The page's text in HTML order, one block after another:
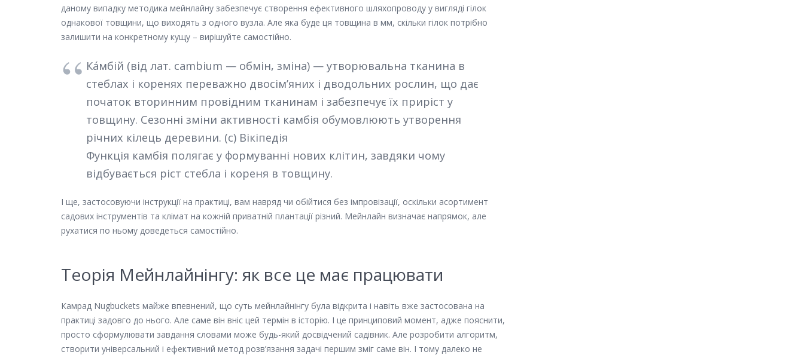
даному випадку методика мейнлайну забезпечує створення ефективного шляхопроводу у вигляді гілок
однакової товщини, що виходять з одного вузла. Але яка буде ця товщина в мм, скільки гілок потрібно
залишити на конкретному кущу – вирішуйте самостійно.
Ка́мбій (від лат. cambium — обмін, зміна) — утворювальна тканина в
стеблах і коренях переважно двосім’яних і дводольних рослин, що дає
початок вторинним провідним тканинам і забезпечує їх приріст у
товщину. Сезонні зміни активності камбія обумовлюють утворення
річних кілець деревини. (c) Вікіпедія
Функція камбія полягає у формуванні нових клітин, завдяки чому
відбувається ріст стебла і кореня в товщину.
І ще, застосовуючи інструкції на практиці, вам навряд чи обійтися без імпровізації, оскільки асортимент
садових інструментів та клімат на кожній приватній плантації різний. Мейнлайн визначає напрямок, але
рухатися по ньому доведеться самостійно.
Теорія Мейнлайнінгу: як все це має працювати
Камрад Nugbuckets майже впевнений, що суть мейнлайнінгу була відкрита і навіть вже застосована на
практиці задовго до нього. Але саме він вніс цей термін в історію. І це принциповий момент, адже пояснити,
просто сформулювати завдання словами може будь-який досвідчений садівник. Але розробити алгоритм,
створити універсальний і ефективний метод розв’язання задачі першим зміг саме він. І тому далеко не